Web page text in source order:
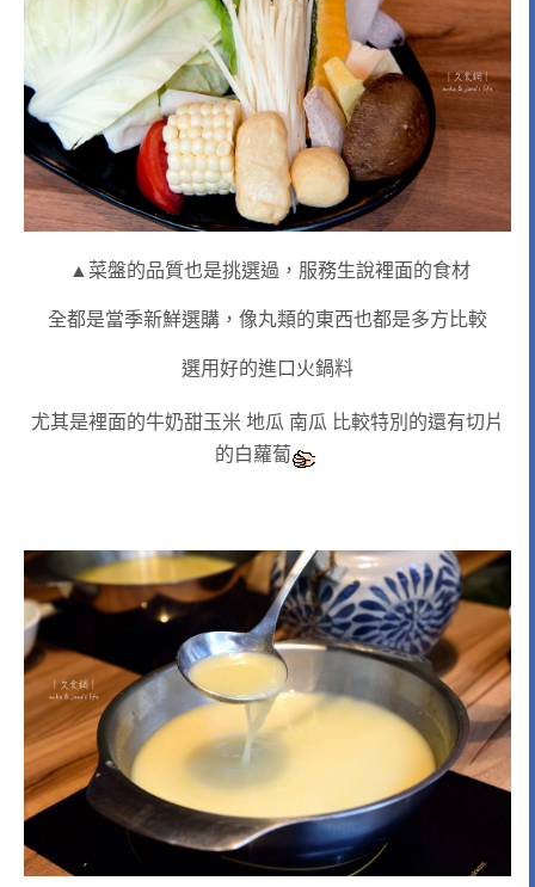
▲菜盤的品質也是挑選過，服務生說裡面的食材
全都是當季新鮮選購，像丸類的東西也都是多方比較
選用好的進口火鍋料
尤其是裡面的牛奶甜玉米 地瓜 南瓜 比較特別的還有切片
的白蘿蔔